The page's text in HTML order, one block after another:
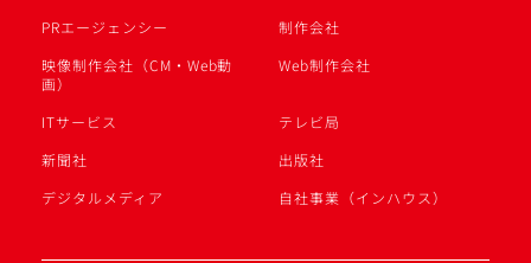
PRエージェンシー
制作会社
映像制作会社（CM・Web動
画）
Web制作会社
ITサービス
テレビ局
新聞社
出版社
デジタルメディア
自社事業（インハウス）